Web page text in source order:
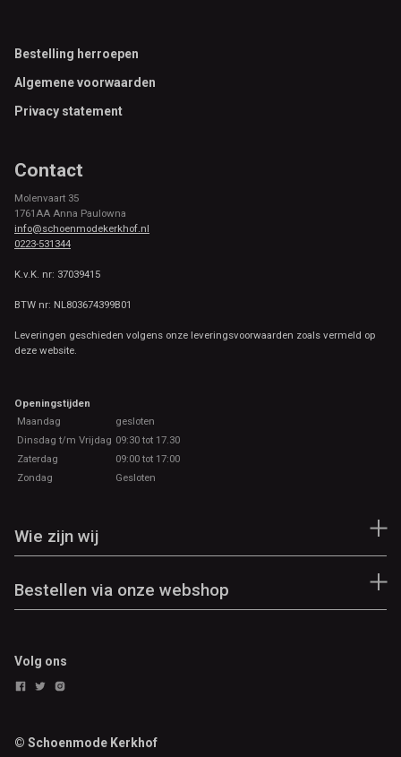
Footer
Bestelling herroepen
Algemene voorwaarden
Privacy statement
Contact
Molenvaart 35
1761AA Anna Paulowna
info@schoenmodekerkhof.nl
0223-531344
K.v.K. nr: 37039415
BTW nr: NL803674399B01
Leveringen geschieden volgens onze leveringsvoorwaarden zoals vermeld op
deze website.
Openingstijden
Maandag
gesloten
Dinsdag t/m Vrijdag 09:30 tot 17.30
Zaterdag
09:00 tot 17:00
Zondag
Gesloten
Wie zijn wij
Bestellen via onze webshop
Volg ons
© Schoenmode Kerkhof